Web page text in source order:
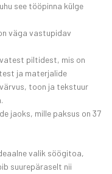
see tööpinna külge
väga vastupidav
piltidest, mis on
ja materjalide
toon ja tekstuur
jaoks, mille paksus on 37
valik söögitoa,
suurepäraselt nii